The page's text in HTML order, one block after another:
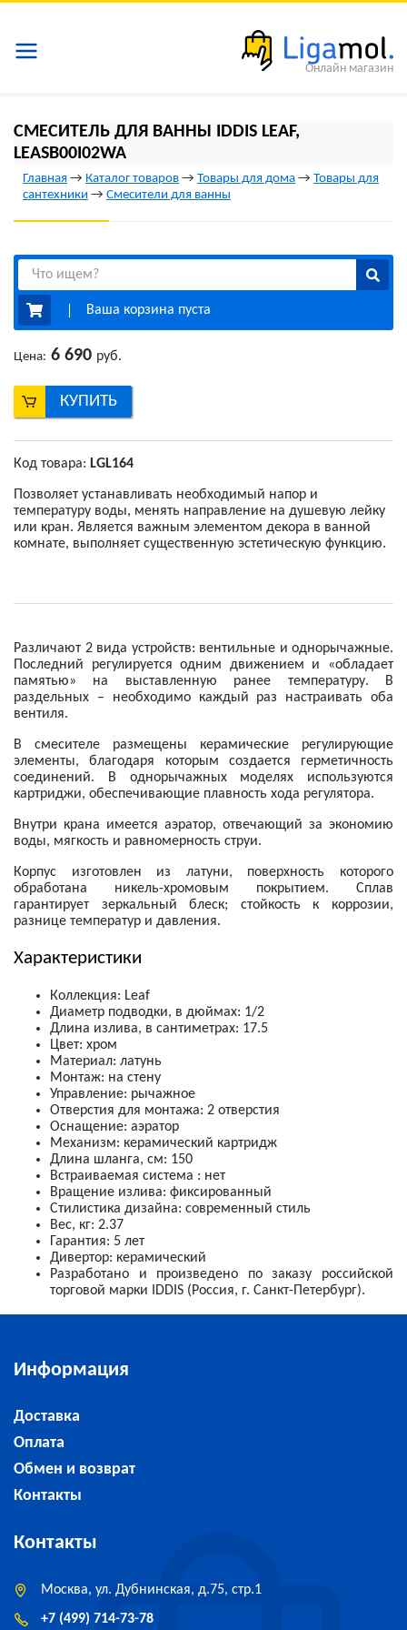
СМЕСИТЕЛЬ ДЛЯ ВАННЫ IDDIS LEAF,
LEASB00I02WA
Главная → Каталог товаров → Товары для дома → Товары для
сантехники → Смесители для ванны
Ваша корзина пуста
Цена: 6 690 руб.
КУПИТЬ
Код товара: LGL164
Позволяет устанавливать необходимый напор и
температуру воды, менять направление на душевую лейку
или кран. Является важным элементом декора в ванной
комнате, выполняет существенную эстетическую функцию.
Различают 2 вида устройств: вентильные и однорычажные.
Последний регулируется одним движением и «обладает
памятью» на выставленную ранее температуру. В
раздельных – необходимо каждый раз настраивать оба
вентиля.
В смесителе размещены керамические регулирующие
элементы, благодаря которым создается герметичность
соединений. В однорычажных моделях используются
картриджи, обеспечивающие плавность хода регулятора.
Внутри крана имеется аэратор, отвечающий за экономию
воды, мягкость и равномерность струи.
Корпус изготовлен из латуни, поверхность которого
обработана никель-хромовым покрытием. Сплав
гарантирует зеркальный блеск; стойкость к коррозии,
разнице температур и давления.
Характеристики
Коллекция: Leaf
Диаметр подводки, в дюймах: 1/2
Длина излива, в сантиметрах: 17.5
Цвет: хром
Материал: латунь
Монтаж: на стену
Управление: рычажное
Отверстия для монтажа: 2 отверстия
Оснащение: аэратор
Механизм: керамический картридж
Длина шланга, см: 150
Встраиваемая система : нет
Вращение излива: фиксированный
Стилистика дизайна: современный стиль
Вес, кг: 2.37
Гарантия: 5 лет
Дивертор: керамический
Разработано и произведено по заказу российской
торговой марки IDDIS (Россия, г. Санкт-Петербург).
Информация
Доставка
Оплата
Обмен и возврат
Контакты
Контакты
Москва, ул. Дубнинская, д.75, стр.1
+7 (499) 714-73-78
Онлайн магазин